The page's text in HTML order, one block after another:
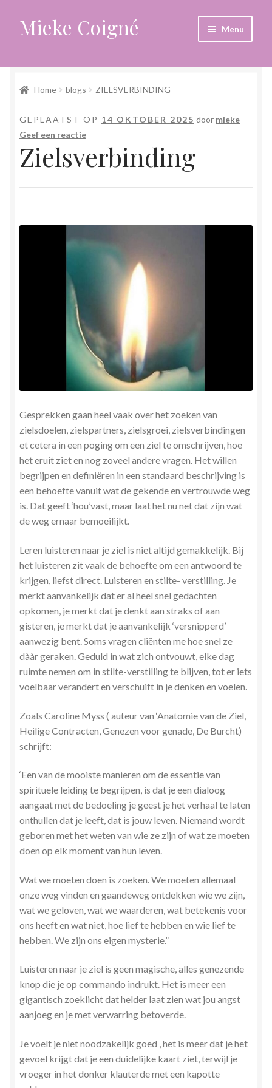
Ga
door
navigatie
Ga
naar
inhoud
Mieke Coigné Menu
Afrekenen
Algemene voorwaarden
Anders leven in een sterk veranderende tijd
Bewust omgaan met hoog gevoeligheid
Herinner wie je werkelijk bent
Magische helende verhalen ©Mieke
Mindfulness en Hartcoherentie
Narcisme
Nieuw boek ‘Pareltjes in de Oceaan.’ Meditatieve haiku’s
in woord en beeld
Priesteressen van Isis- Hal der Zuilen
Privacybeleid
Stress en Burn-out Coaching
Tarot
Transactionele Analyse
Verbinden en Transformeren met 17 Archeia en hun
Tweelingvlam
Wie ben ik
Winkelwagen
Zielsgeoriënteerde Jobcoaching
Home blogs ZIELSVERBINDING
GEPLAATST OP 14 OKTOBER 2025 door mieke —
Geef een reactie
Zielsverbinding
Gesprekken gaan heel vaak over het zoeken van
zielsdoelen, zielspartners, zielsgroei, zielsverbindingen
et cetera in een poging om een ziel te omschrijven, hoe
het eruit ziet en nog zoveel andere vragen. Het willen
begrijpen en definiëren in een standaard beschrijving is
een behoefte vanuit wat de gekende en vertrouwde weg
is. Dat geeft ‘hou’vast, maar laat het nu net dat zijn wat
de weg ernaar bemoeilijkt.
Leren luisteren naar je ziel is niet altijd gemakkelijk. Bij
het luisteren zit vaak de behoefte om een antwoord te
krijgen, liefst direct. Luisteren en stilte- verstilling. Je
merkt aanvankelijk dat er al heel snel gedachten
opkomen, je merkt dat je denkt aan straks of aan
gisteren, je merkt dat je aanvankelijk ‘versnipperd’
aanwezig bent. Soms vragen cliënten me hoe snel ze
dààr geraken. Geduld in wat zich ontvouwt, elke dag
ruimte nemen om in stilte-verstilling te blijven, tot er iets
voelbaar verandert en verschuift in je denken en voelen.
Zoals Caroline Myss ( auteur van ‘Anatomie van de Ziel,
Heilige Contracten, Genezen voor genade, De Burcht)
schrijft:
‘Een van de mooiste manieren om de essentie van
spirituele leiding te begrijpen, is dat je een dialoog
aangaat met de bedoeling je geest je het verhaal te laten
onthullen dat je leeft, dat is jouw leven. Niemand wordt
geboren met het weten van wie ze zijn of wat ze moeten
doen op elk moment van hun leven.
Wat we moeten doen is zoeken. We moeten allemaal
onze weg vinden en gaandeweg ontdekken wie we zijn,
wat we geloven, wat we waarderen, wat betekenis voor
ons heeft en wat niet, hoe lief te hebben en wie lief te
hebben. We zijn ons eigen mysterie.”
Luisteren naar je ziel is geen magische, alles genezende
knop die je op commando indrukt. Het is meer een
gigantisch zoeklicht dat helder laat zien wat jou angst
aanjoeg en je met verwarring betoverde.
Je voelt je niet noodzakelijk goed , het is meer dat je het
gevoel krijgt dat je een duidelijke kaart ziet, terwijl je
vroeger in het donker klauterde met een kapotte